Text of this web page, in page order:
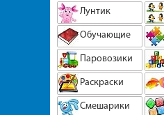
Лунтик
Обучающие
Паровозики
Раскраски
Смешарики